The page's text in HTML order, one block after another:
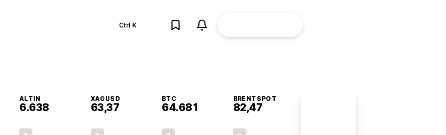
Ctrl K
ALTIN
6.638
XAGUSD
63,37
BTC
64.681
BRENTSPOT
82,47